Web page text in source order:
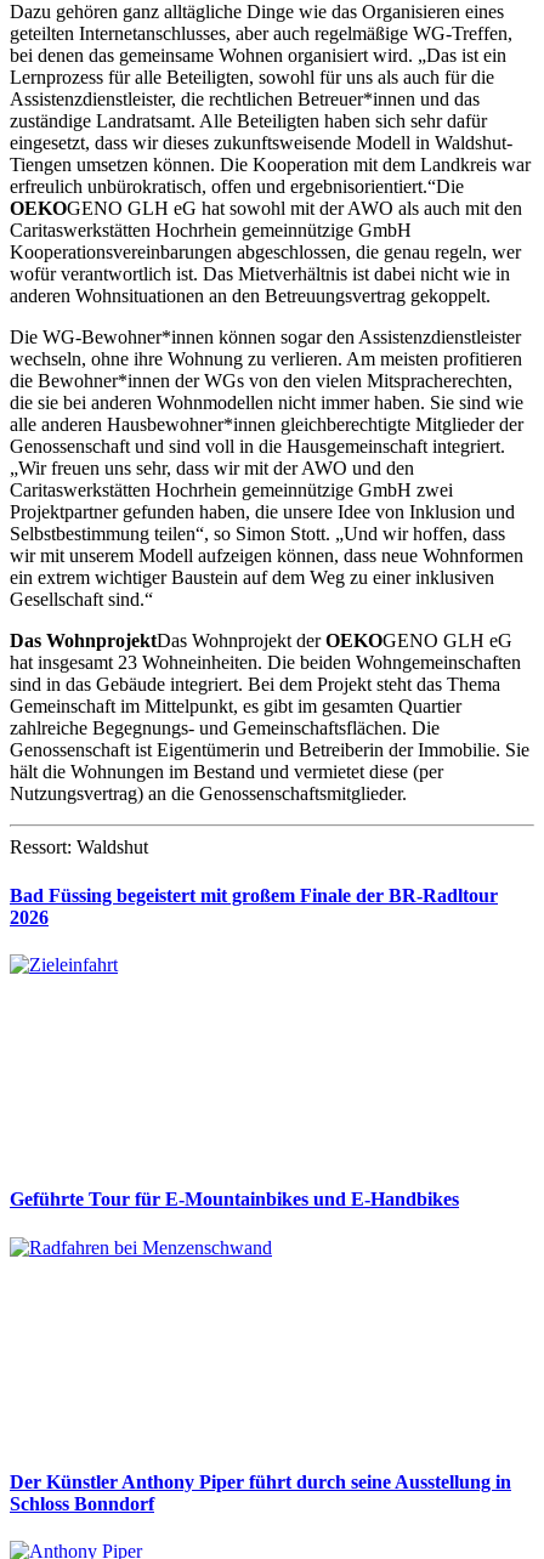
Dazu gehören ganz alltägliche Dinge wie das Organisieren eines
geteilten Internetanschlusses, aber auch regelmäßige WG-Treffen,
bei denen das gemeinsame Wohnen organisiert wird. „Das ist ein
Lernprozess für alle Beteiligten, sowohl für uns als auch für die
Assistenzdienstleister, die rechtlichen Betreuer*innen und das
zuständige Landratsamt. Alle Beteiligten haben sich sehr dafür
eingesetzt, dass wir dieses zukunftsweisende Modell in Waldshut-
Tiengen umsetzen können. Die Kooperation mit dem Landkreis war
erfreulich unbürokratisch, offen und ergebnisorientiert.“Die
OEKOGENO GLH eG hat sowohl mit der AWO als auch mit den
Caritaswerkstätten Hochrhein gemeinnützige GmbH
Kooperationsvereinbarungen abgeschlossen, die genau regeln, wer
wofür verantwortlich ist. Das Mietverhältnis ist dabei nicht wie in
anderen Wohnsituationen an den Betreuungsvertrag gekoppelt.
Die WG-Bewohner*innen können sogar den Assistenzdienstleister
wechseln, ohne ihre Wohnung zu verlieren. Am meisten profitieren
die Bewohner*innen der WGs von den vielen Mitspracherechten,
die sie bei anderen Wohnmodellen nicht immer haben. Sie sind wie
alle anderen Hausbewohner*innen gleichberechtigte Mitglieder der
Genossenschaft und sind voll in die Hausgemeinschaft integriert.
„Wir freuen uns sehr, dass wir mit der AWO und den
Caritaswerkstätten Hochrhein gemeinnützige GmbH zwei
Projektpartner gefunden haben, die unsere Idee von Inklusion und
Selbstbestimmung teilen“, so Simon Stott. „Und wir hoffen, dass
wir mit unserem Modell aufzeigen können, dass neue Wohnformen
ein extrem wichtiger Baustein auf dem Weg zu einer inklusiven
Gesellschaft sind.“
Das WohnprojektDas Wohnprojekt derOEKOGENO GLH eG
hat insgesamt 23 Wohneinheiten. Die beiden Wohngemeinschaften
sind in das Gebäude integriert. Bei dem Projekt steht das Thema
Gemeinschaft im Mittelpunkt, es gibt im gesamten Quartier
zahlreiche Begegnungs- und Gemeinschaftsflächen. Die
Genossenschaft ist Eigentümerin und Betreiberin der Immobilie. Sie
hält die Wohnungen im Bestand und vermietet diese (per
Nutzungsvertrag) an die Genossenschaftsmitglieder.
Ressort: Waldshut
Bad Füssing begeistert mit großem Finale der BR-Radltour
2026
Geführte Tour für E-Mountainbikes und E-Handbikes
Der Künstler Anthony Piper führt durch seine Ausstellung in
Schloss Bonndorf